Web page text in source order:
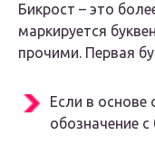
Бикрост – это
маркируется
прочими. Первая
Если в основе
обозначение с